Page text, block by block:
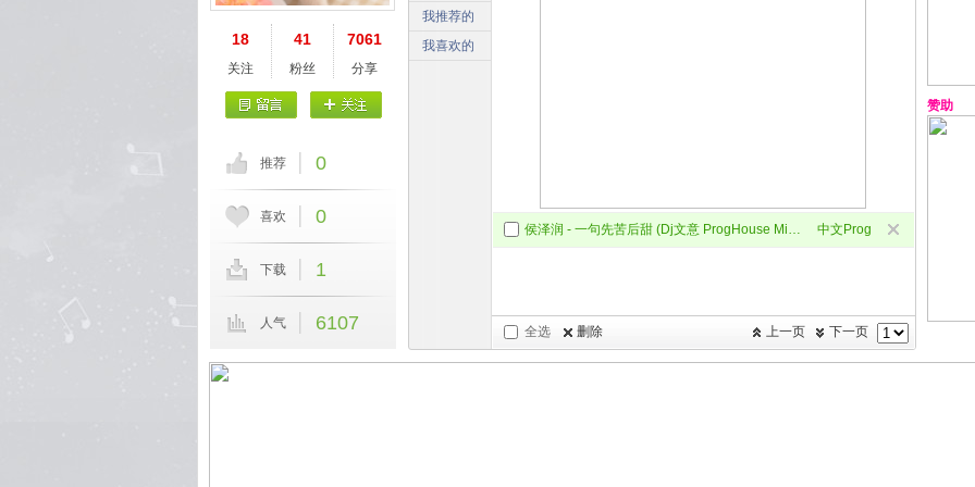
我推荐的
我喜欢的
侯泽润 - 一句先苦后甜 (Dj文意 ProgHouse Mix 国语男) 中文Prog
全选 删除 下一页
上一页
18
关注
41
粉丝
7061
分享
推荐 0
喜欢 0
下载 1
人气 6107
赞助